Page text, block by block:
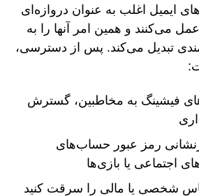
ایمیل اغلب به عنوان دروازه‌ای
می‌کنند و همین امر آنها را به
تبدیل می‌کند. پس از دسترسی،
فیشینگ به مخاطبین، گسترش
رمز عبور حساب‌های
اجتماعی یا بازی‌ها
شخصی یا مالی را سرقت کنید